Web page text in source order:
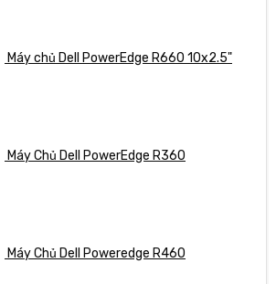
Máy chủ Dell PowerEdge R660 10x2.5"
Máy Chủ Dell PowerEdge R360
Máy Chủ Dell Poweredge R460